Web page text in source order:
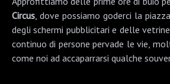
Circus, dove possiamo goderci la
degli schermi pubblicitari e delle
continuo di persone pervade le vie,
come noi ad accaparrarsi qualche